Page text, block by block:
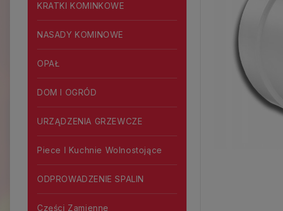
KRATKI KOMINKOWE
NASADY KOMINOWE
OPAŁ
DOM I OGRÓD
URZĄDZENIA GRZEWCZE
Piece I Kuchnie Wolnostojące
ODPROWADZENIE SPALIN
Części Zamienne